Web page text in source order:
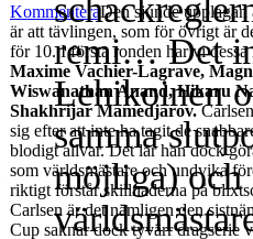
KommenteraDen sjunde
är att tävlingen, som för övrigt är
för 10. I första ronden har vi
Maxime Vachier-Lagrave,
Wiswanathan Anand, Hikaru
Shakhrijar Mamedjarov.
sig efter att inte ha tagit de
blodigt allvar. Det lär han dock
som världsmästare och undvika
riktigt förstår skillnaderna på
Carlsen är det nämligen den
Cup saknar dock tyvärr dragserie
remi… Det
Lehikoinen
samma
möjliga)